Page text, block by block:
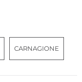
CARNAGIONE